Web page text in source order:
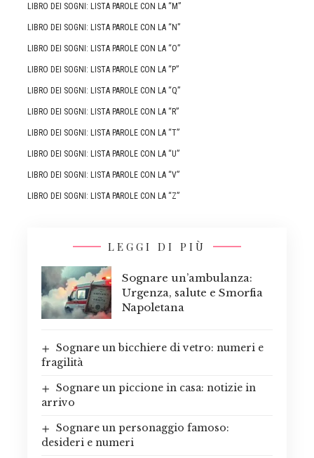
LIBRO DEI SOGNI: LISTA PAROLE CON LA “M”
LIBRO DEI SOGNI: LISTA PAROLE CON LA “N”
LIBRO DEI SOGNI: LISTA PAROLE CON LA “O”
LIBRO DEI SOGNI: LISTA PAROLE CON LA “P”
LIBRO DEI SOGNI: LISTA PAROLE CON LA “Q”
LIBRO DEI SOGNI: LISTA PAROLE CON LA “R”
LIBRO DEI SOGNI: LISTA PAROLE CON LA “T”
LIBRO DEI SOGNI: LISTA PAROLE CON LA “U”
LIBRO DEI SOGNI: LISTA PAROLE CON LA “V”
LIBRO DEI SOGNI: LISTA PAROLE CON LA “Z”
LEGGI DI PIÙ
Sognare un’ambulanza:
Urgenza, salute e Smorfia
Napoletana
Sognare un bicchiere di vetro: numeri e
fragilità
Sognare un piccione in casa: notizie in
arrivo
Sognare un personaggio famoso:
desideri e numeri